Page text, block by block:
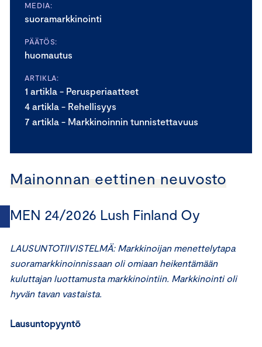
MEDIA:
suoramarkkinointi
PÄÄTÖS:
huomautus
ARTIKLA:
1 artikla - Perusperiaatteet
4 artikla - Rehellisyys
7 artikla - Markkinoinnin tunnistettavuus
Mainonnan eettinen neuvosto
MEN 24/2026 Lush Finland Oy
LAUSUNTOTIIVISTELMÄ: Markkinoijan menettelytapa
suoramarkkinoinnissaan oli omiaan heikentämään
kuluttajan luottamusta markkinointiin. Markkinointi oli
hyvän tavan vastaista.
Lausuntopyyntö